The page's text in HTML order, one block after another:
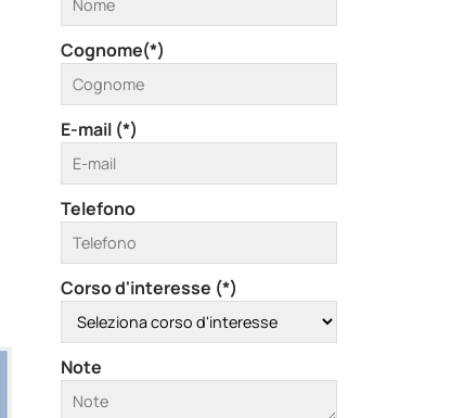
Cognome(*)
E-mail (*)
Telefono
Corso d'interesse (*)
Note